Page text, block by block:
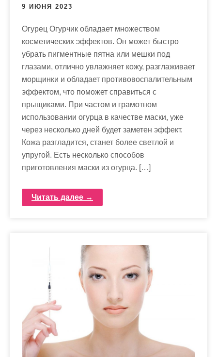
9 ИЮНЯ 2023
Огурец Огурчик обладает множеством
косметических эффектов. Он может быстро
убрать пигментные пятна или мешки под
глазами, отлично увлажняет кожу, разглаживает
морщинки и обладает противовоспалительным
эффектом, что поможет справиться с
прыщиками. При частом и грамотном
использовании огурца в качестве маски, уже
через несколько дней будет заметен эффект.
Кожа разгладится, станет более светлой и
упругой. Есть несколько способов
приготовления маски из огурца. […]
Читать далее →